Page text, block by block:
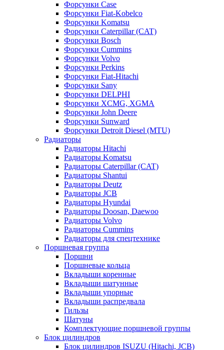
Форсунки Case
Форсунки Fiat-Kobelco
Форсунки Komatsu
Форсунки Caterpillar (CAT)
Форсунки Bosch
Форсунки Cummins
Форсунки Volvo
Форсунки Perkins
Форсунки Fiat-Hitachi
Форсунки Sany
Форсунки DELPHI
Форсунки XCMG, XGMA
Форсунки John Deere
Форсунки Sunward
Форсунки Detroit Diesel (MTU)
Радиаторы
Радиаторы Hitachi
Радиаторы Komatsu
Радиаторы Caterpillar (CAT)
Радиаторы Shantui
Радиаторы Deutz
Радиаторы JCB
Радиаторы Hyundai
Радиаторы Doosan, Daewoo
Радиаторы Volvo
Радиаторы Cummins
Радиаторы для спецтехнике
Поршневая группа
Поршни
Поршневые кольца
Вкладыши коренные
Вкладыши шатунные
Вкладыши упорные
Вкладыши распредвала
Гильзы
Шатуны
Комплектующие поршневой группы
Блок цилиндров
Блок цилиндров ISUZU (Hitachi, JCB)